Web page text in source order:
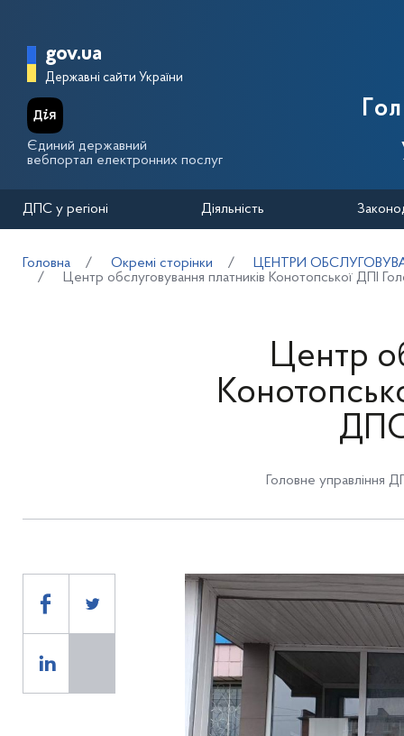
Головна сторінка Державної
gov.ua
Державні сайти України
Єдиний державний
вебпортал електронних послуг
ДПС у регіоні Діяльність
Головна Окремі сторінки
ЦЕНТРИ
Центр обслуговування платників Конотопської ДПІ
Центр
ДПС
Головне управління